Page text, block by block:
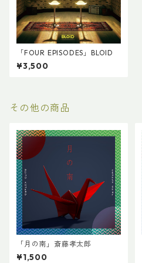
「FOUR EPISODES」BLOID
¥3,500
その他の商品
「月の南」斎藤孝太郎
¥1,500